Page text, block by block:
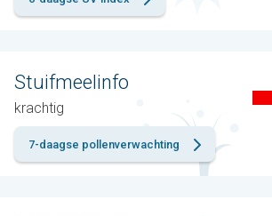
Stuifmeelinfo
krachtig
7-daagse pollenverwachting